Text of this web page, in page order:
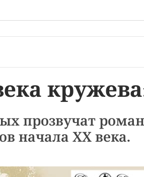
прозвучат
начала ХХ века.